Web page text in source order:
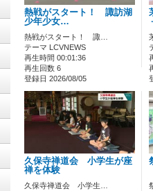
熱戦がスタート！ 諏訪湖
少年少女…
熱戦がスタート！ 諏…
テーマ LCVNEWS
再生時間 00:01:36
再生回数 6
登録日 2026/08/05
久保寺禅道会 小学生が座
禅を体験
久保寺禅道会 小学生…